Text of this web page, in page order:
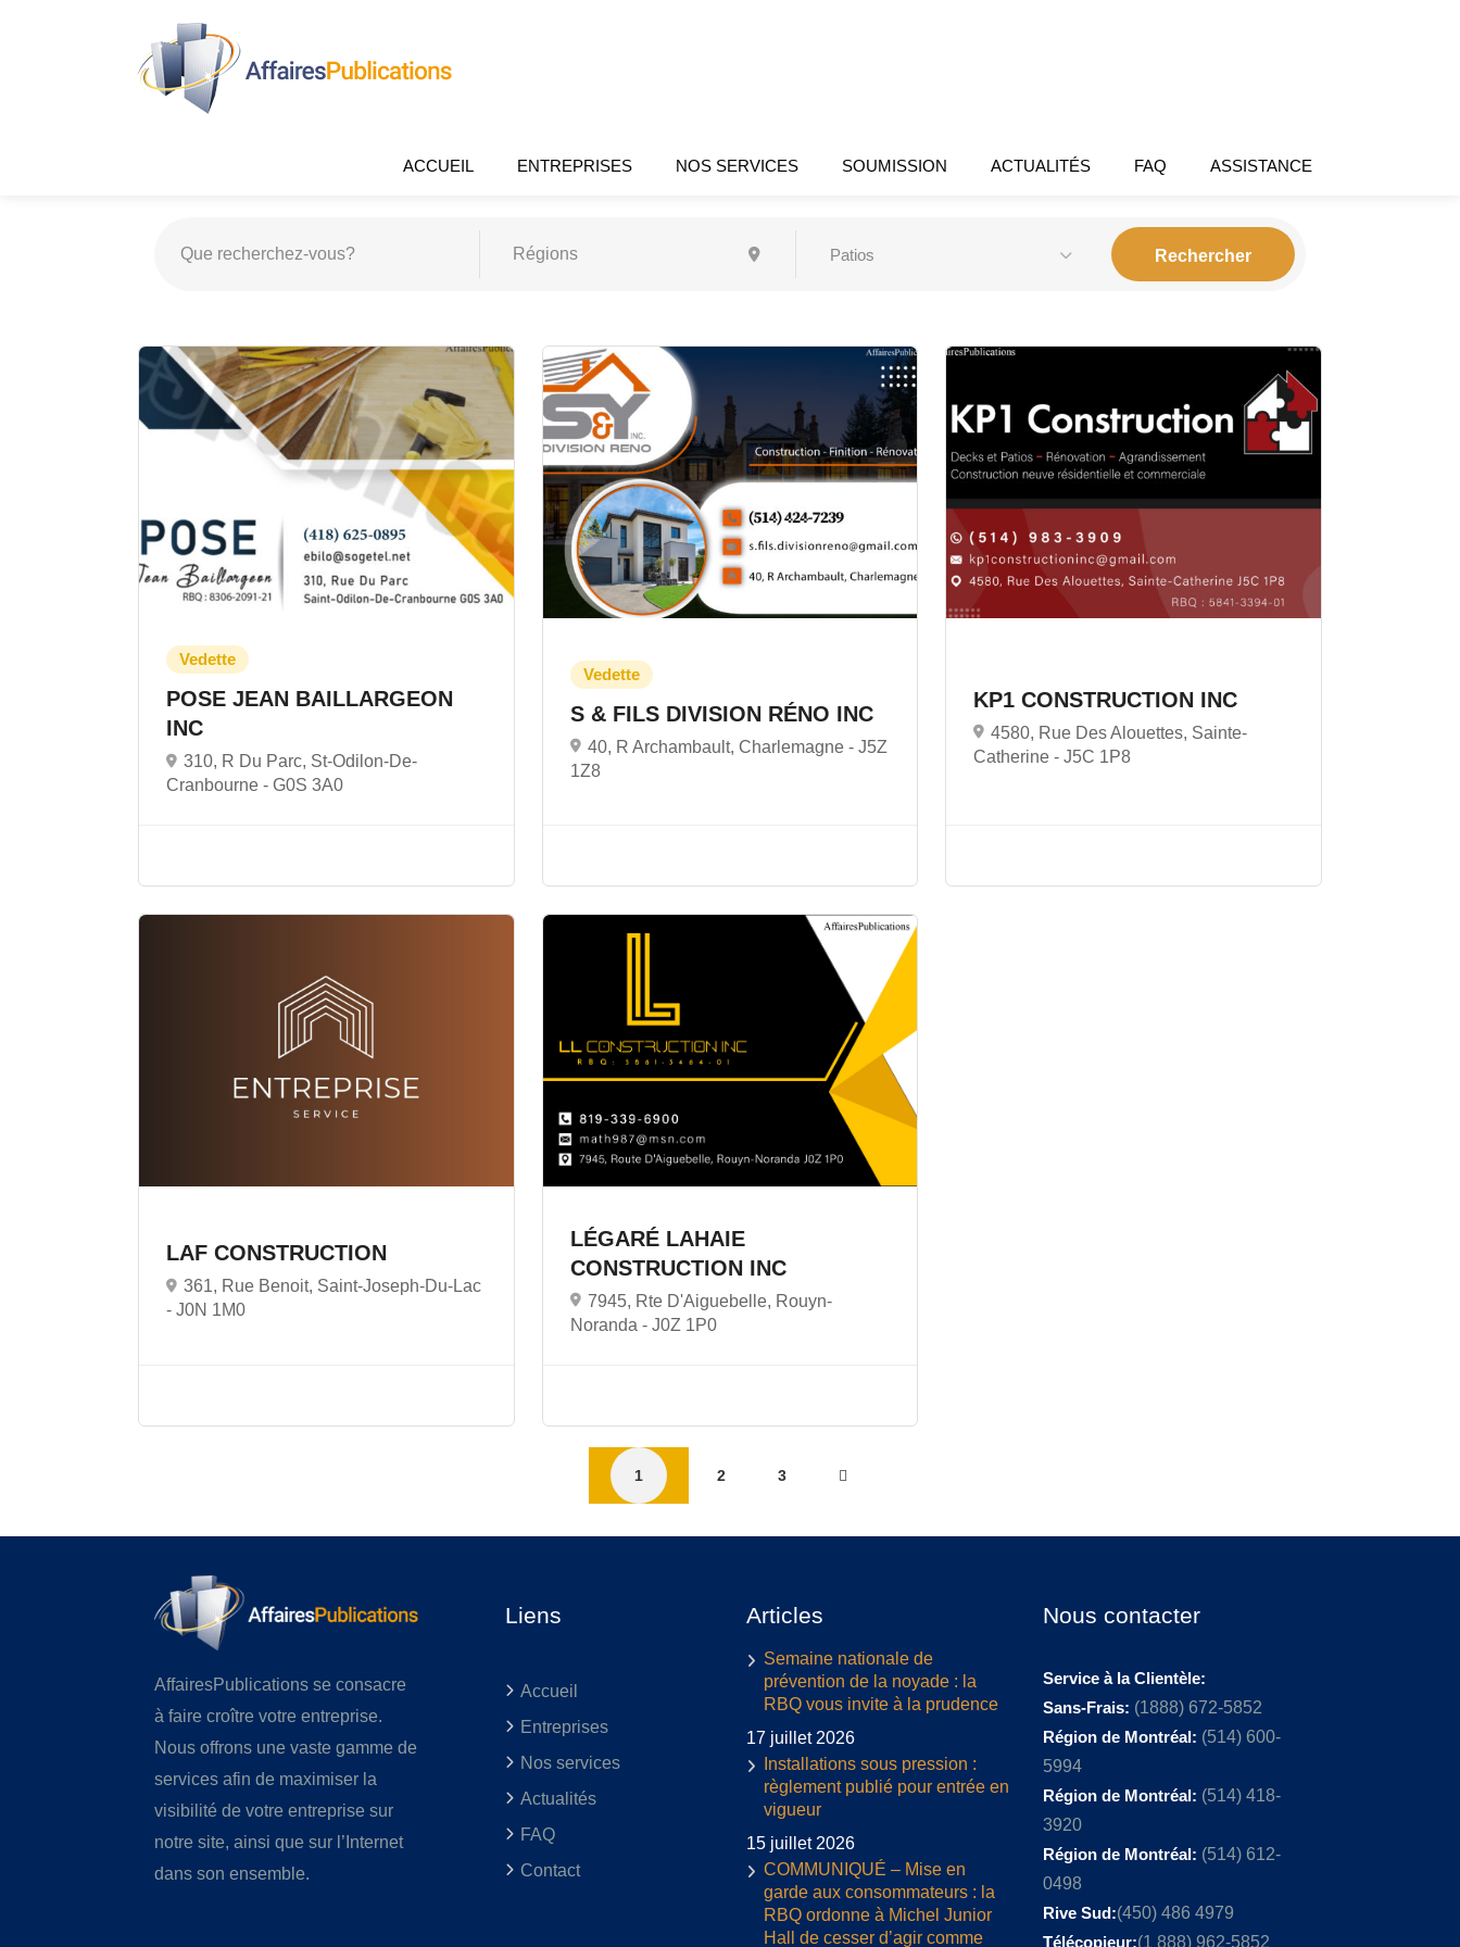
ACCUEIL ENTREPRISES NOS SERVICES SOUMISSION ACTUALITÉS FAQ ASSISTANCE
Patios
POSE JEAN BAILLARGEON
INC
310, R Du Parc, St-Odilon-De-
Cranbourne - G0S 3A0
S & FILS DIVISION RÉNO INC
40, R Archambault, Charlemagne - J5Z
1Z8
KP1 CONSTRUCTION INC
4580, Rue Des Alouettes, Sainte-
Catherine -J5C 1P8
LAF CONSTRUCTION
361, Rue Benoit, Saint-Joseph-Du-Lac
- J0N 1M0
LÉGARÉ LAHAIE
CONSTRUCTION INC
7945, Rte D'Aiguebelle, Rouyn-
Noranda - J0Z 1P0
1 2 3
AffairesPublications se consacre
à faire croître votre entreprise.
Nous offrons une vaste gamme de
services afin de maximiser la
visibilité de votre entreprise sur
notre site, ainsi que sur l’Internet
dans son ensemble.
Liens
Accueil
Entreprises
Nos services
Actualités
FAQ
Contact
Articles
Semaine nationale de
prévention de la noyade : la
RBQ vous invite à la prudence
17 juillet 2026
Installations sous pression :
règlement publié pour entrée en
vigueur
15 juillet 2026
COMMUNIQUÉ – Mise en
garde aux consommateurs : la
RBQ ordonne à Michel Junior
Hall de cesser d’agir comme
Nous contacter
Service à la Clientèle:
Sans-Frais: (1888) 672-5852
Région de Montréal: (514) 600-
5994
Région de Montréal: (514) 418-
3920
Région de Montréal: (514) 612-
0498
Rive Sud:(450) 486 4979
Télécopieur:(1 888) 962-5852